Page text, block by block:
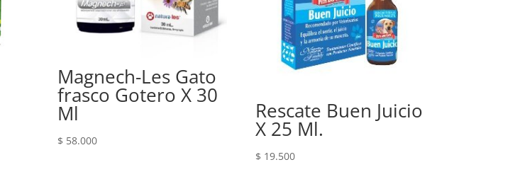
Magnech-Les Gato
frasco Gotero X 30
Ml
$ 58.000
Rescate Buen Juicio
X 25 Ml.
$ 19.500